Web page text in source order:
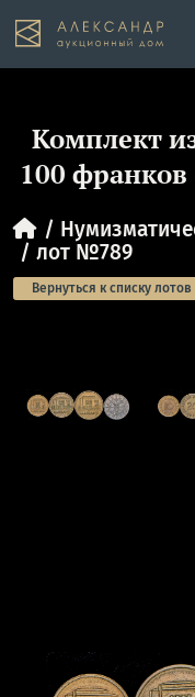
Комплект
100
лот №789
Вернуться к списку лотов